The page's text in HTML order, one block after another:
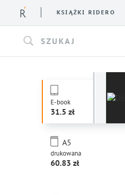
KSIĄŻKI RIDERO
SZUKAJ
E-book
31.5
drukowana
A5
60.83